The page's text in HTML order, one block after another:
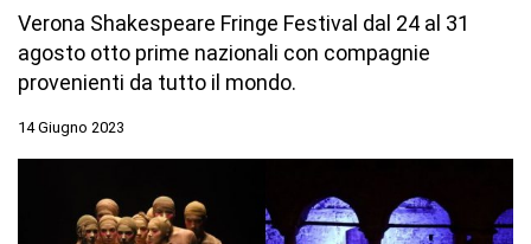
Verona Shakespeare Fringe Festival dal 24 al 31
agosto otto prime nazionali con compagnie
provenienti da tutto il mondo.
14 Giugno 2023